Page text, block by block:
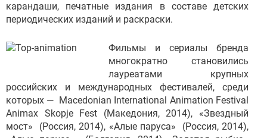
карандаши, печатные издания в составе детских
периодических изданий и раскраски.
Фильмы и сериалы бренда
многократно становились
лауреатами крупных
российских и международных фестивалей, среди
которых — Macedonian International Animation Festival
Animax Skopje Fest (Македония, 2014), «Звездный
мост» (Россия, 2014), «Алые паруса» (Россия, 2014),